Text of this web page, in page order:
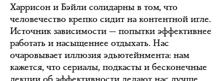
Харрисон и Бэйли солидарны в том, что
человечество крепко сидит на контентной игле.
Источник зависимости — попытки эффективнее
работать и насыщеннее отдыхать. Нас
очаровывает иллюзия эдьютейнмента: нам
кажется, что сериалы, подкасты и бесконечные